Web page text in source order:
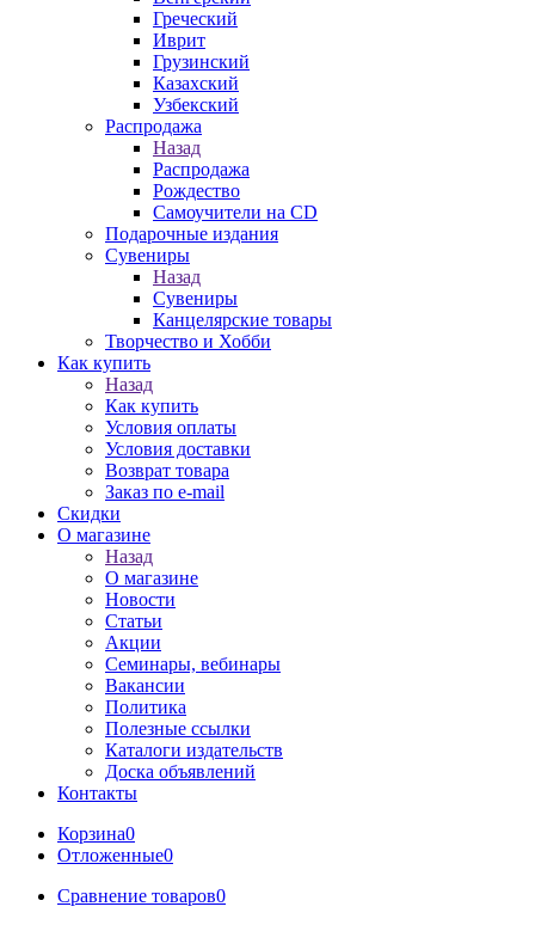
Греческий
Иврит
Грузинский
Казахский
Узбекский
Распродажа
Назад
Распродажа
Рождество
Самоучители на CD
Подарочные издания
Сувениры
Назад
Сувениры
Канцелярские товары
Творчество и Хобби
Как купить
Назад
Как купить
Условия оплаты
Условия доставки
Возврат товара
Заказ по e-mail
Скидки
О магазине
Назад
О магазине
Новости
Статьи
Акции
Семинары, вебинары
Вакансии
Политика
Полезные ссылки
Каталоги издательств
Доска объявлений
Контакты
Корзина0
Отложенные0
Сравнение товаров0